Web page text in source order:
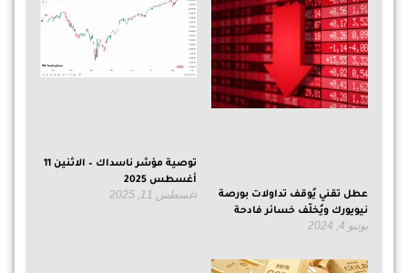
عطل تقني يُوقف تداولات بورصة
نيويورك ويُخلّف خسائر فادحة
يونيو 4, 2024
توصية مؤشر ناسداك – الاثنين 11
أغسطس 2025
أغسطس 11, 2025